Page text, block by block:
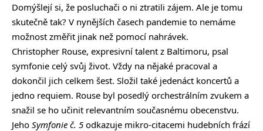
Domýšlejí si, že posluchači o ni ztratili zájem. Ale je tomu
skutečně tak? V nynějších časech pandemie to nemáme
možnost změřit jinak než pomocí nahrávek.
Christopher Rouse, expresivní talent z Baltimoru, psal
symfonie celý svůj život. Vždy na nějaké pracoval a
dokončil jich celkem šest. Složil také jedenáct koncertů a
jedno requiem. Rouse byl posedlý orchestrálním zvukem a
snažil se ho učinit relevantním současnému obecenstvu.
Jeho Symfonie č. 5 odkazuje mikro-citacemi hudebních frází